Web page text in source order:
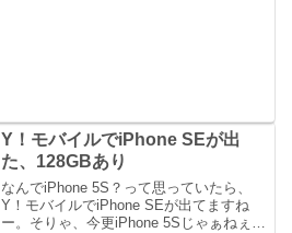
Y！モバイルでiPhone SEが出
た、128GBあり
なんでiPhone 5S？って思っていたら、
Y！モバイルでiPhone SEが出てますね
ー。そりゃ、今更iPhone 5Sじゃぁねぇ。